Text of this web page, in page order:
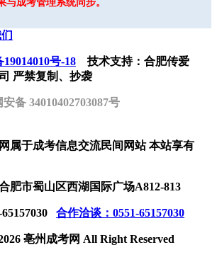
与成考管理系统同步。
号-18 技术支持：合肥传爱
严禁复制、抄袭
安备 34010402703087号
属于成考信息交流民间网站 本站享有
肥市蜀山区西湖国际广场A812-813
合作洽谈：0551-65157030
亳州成考网 All Right Reserved